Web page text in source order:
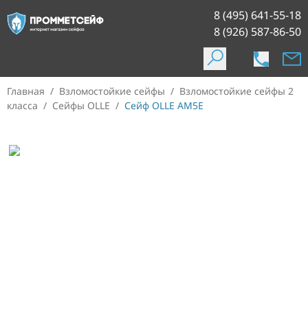
8 (495) 641-55-18
8 (926) 587-86-50
Главная / Взломостойкие сейфы / Взломостойкие сейфы 2
класса / Сейфы OLLE / Сейф OLLE AM5E